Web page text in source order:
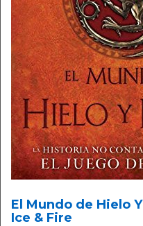
El Mundo de Hielo
Ice & Fire